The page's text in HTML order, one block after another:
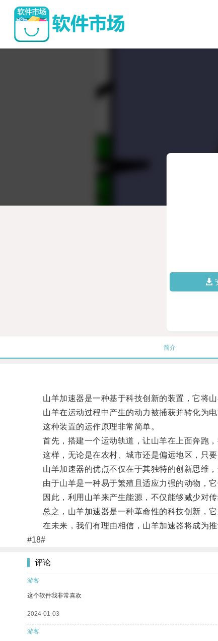
简介
山羊加速器是一种基于科技创新的装置，它将山
山羊在运动过程中产生的动力被捕获并转化为电
这种装置的运作原理非常简单。
首先，搭建一个运动轨道，让山羊在上面奔跑，
这样，无论是在农村、城市还是偏远地区，只要
山羊加速器的优点不仅在于其独特的创新思维，
由于山羊是一种易于繁殖且适应力强的动物，它
因此，利用山羊来产生能源，不仅能够减少对传
总之，山羊加速器是一种革命性的科技创新，它
在未来，我们有理由相信，山羊加速器将成为推
#18#
评论
游客
这个软件我非常喜欢
2024-01-03
游客